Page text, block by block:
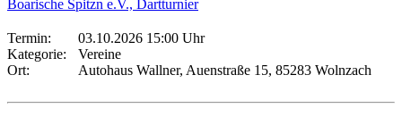
Boarische Spitzn e.V., Dartturnier
Termin:
03.10.2026 15:00 Uhr
Kategorie:
Vereine
Ort:
Autohaus Wallner, Auenstraße 15, 85283 Wolnzach